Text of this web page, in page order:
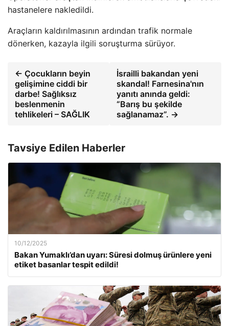
hastanelere nakledildi.
Araçların kaldırılmasının ardından trafik normale
dönerken, kazayla ilgili soruşturma sürüyor.
← Çocukların beyin
gelişimine ciddi bir
darbe! Sağlıksız
beslenmenin
tehlikeleri – SAĞLIK
İsrailli bakandan yeni
skandal! Farnesina'nın
yanıtı anında geldi:
“Barış bu şekilde
sağlanamaz”. →
Tavsiye Edilen Haberler
10/12/2025
Bakan Yumaklı’dan uyarı: Süresi dolmuş ürünlere yeni
etiket basanlar tespit edildi!